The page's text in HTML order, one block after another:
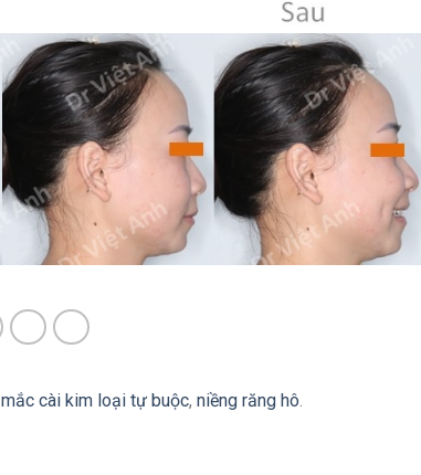
mắc cài kim loại tự buộc, niềng răng hô